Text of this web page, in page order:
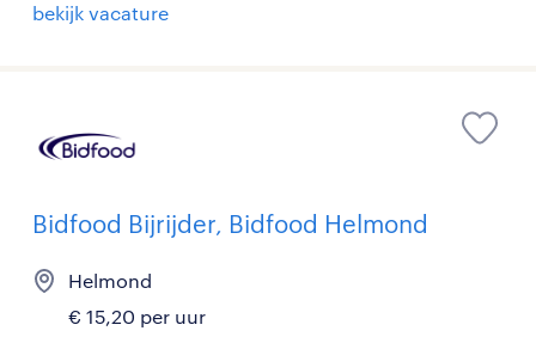
bekijk vacature
Bidfood Bijrijder, Bidfood Helmond
Helmond
€ 15,20 per uur